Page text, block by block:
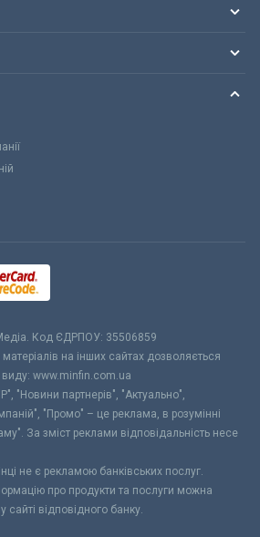
Код ЄДРПОУ: 35506859
на інших сайтах дозволяється
виду: www.minfin.com.ua
"Новини партнерів", "Актуально",
"Промо" – це реклама, в розумінні
За зміст реклами відповідальність несе
не є рекламою банківських послуг.
про продукти та послуги можна
відповідного банку.